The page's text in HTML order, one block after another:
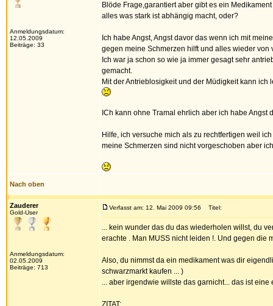
Anmeldungsdatum:
12.05.2009
Beiträge: 33
Blöde Frage,garantiert aber gibt es ein
alles was stark ist abhängig macht, oder?
Ich habe Angst, Angst davor das wenn ich mit
gegen meine Schmerzen hilft und alles wieder von
Ich war ja schon so wie ja immer gesagt sehr
gemacht.
Mit der Antrieblosigkeit und der Müdigkeit kann
ICh kann ohne Tramal ehrlich aber ich habe
Hilfe, ich versuche mich als zu rechtfertigen weil
meine Schmerzen sind nicht vorgeschoben aber
Nach oben
Zauderer
Gold-User
Anmeldungsdatum:
02.05.2009
Beiträge: 713
Verfasst am: 12. Mai 2009 09:56 Titel:
... kein wunder das du das wiederholen willst, du
erachte . Man MUSS nicht leiden !. Und gegen die
Also, du nimmst da ein medikament was dir
schwarzmarkt kaufen ... )
... aber irgendwie willste das garnicht... das ist eine
ZITAT: